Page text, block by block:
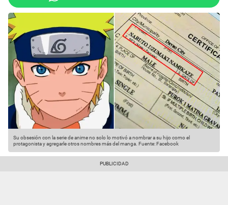
Su obsesión con la serie de anime no solo lo motivó a nombrar a su hijo como el
protagonista y agregarle otros nombres más del manga. Fuente: Facebook